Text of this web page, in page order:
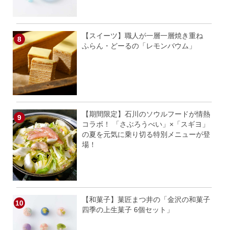
【スイーツ】職人が一層一層焼き重ね
ふらん・どーるの「レモンバウム」
【期間限定】石川のソウルフードが情熱
コラボ！ 「さぶろうべい」×「スギヨ」
の夏を元気に乗り切る特別メニューが登
場！
【和菓子】菓匠まつ井の「金沢の和菓子
四季の上生菓子 6個セット」